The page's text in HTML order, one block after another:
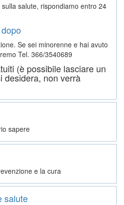
sulla salute, rispondiamo entro 24
Se sei minorenne e hai avuto
Tel. 366/3540689
(è possibile lasciare un
desidera, non verrà
sapere
e la cura
salute